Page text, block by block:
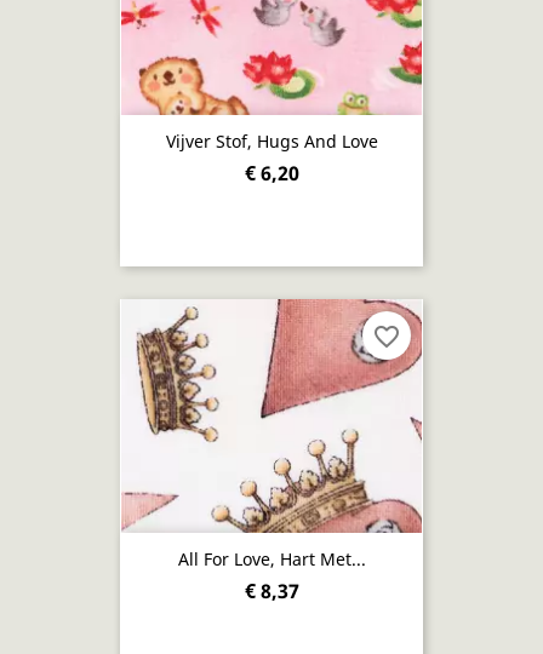
Vijver Stof, Hugs And Love
€ 6,20
All For Love, Hart Met...
€ 8,37
favorite_border